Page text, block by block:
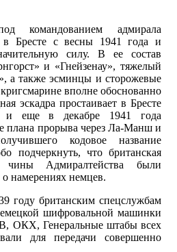
командованием адмирала
в Бресте с весны 1941 года и
силу. В ее состав
и «Гнейзенау», тяжелый
а также эсминцы и сторожевые
вполне обоснованно
эскадра простаивает в Бресте
и еще в декабре 1941 года
плана прорыва через Ла-Манш и
кодовое название
подчеркнуть, что британская
Адмиралтейства были
намерениях немцев.
году британским спецслужбам
шифровальной машинки
ОКХ, Генеральные штабы всех
для передачи совершенно